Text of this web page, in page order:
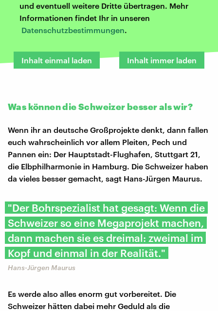
und eventuell weitere Dritte übertragen. Mehr
Informationen findet Ihr in unseren
Datenschutzbestimmungen.
Inhalt einmal laden Inhalt immer laden
Was können die Schweizer besser als wir?
Wenn ihr an deutsche Großprojekte denkt, dann fallen
euch wahrscheinlich vor allem Pleiten, Pech und
Pannen ein: Der Hauptstadt-Flughafen, Stuttgart 21,
die Elbphilharmonie in Hamburg. Die Schweizer haben
da vieles besser gemacht, sagt Hans-Jürgen Maurus.
"Der Bohrspezialist hat gesagt: Wenn die
Schweizer so eine Megaprojekt machen,
dann machen sie es dreimal: zweimal im
Kopf und einmal in der Realität."
Hans-Jürgen Maurus
Es werde also alles enorm gut vorbereitet. Die
Schweizer hätten dabei mehr Geduld als die